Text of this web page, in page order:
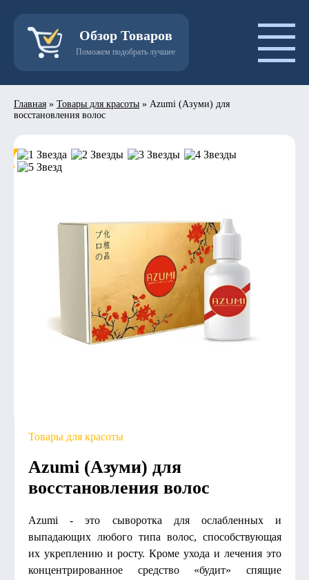
Обзор Товаров
Поможем подобрать лучшее
Главная » Товары для красоты » Azumi (Азуми) для
восстановления волос
- 50%
Товары для красоты
Azumi (Азуми) для
восстановления волос
Azumi - это сыворотка для ослабленных и
выпадающих любого типа волос, способствующая
их укреплению и росту. Кроме ухода и лечения это
концентрированное средство «будит» спящие